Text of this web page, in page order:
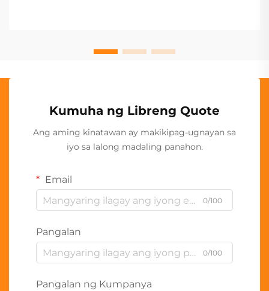
Kumuha ng Libreng Quote
Ang aming kinatawan ay makikipag-ugnayan sa
iyo sa lalong madaling panahon.
Email
0/100
Pangalan
0/100
Pangalan ng Kumpanya